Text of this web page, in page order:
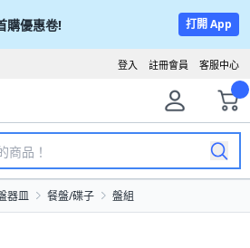
購優惠卷! 打開 App
客服中心
註冊會員
登入
器皿 餐盤/碟子 盤組